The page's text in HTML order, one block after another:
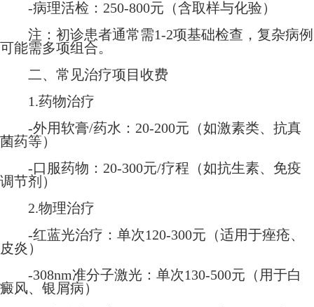
-病理活检：250-800元（含取样与化验）
注：初诊患者通常需1-2项基础检查，复杂病例
可能需多项组合。
二、常见治疗项目收费
1.药物治疗
-外用软膏/药水：20-200元（如激素类、抗真
菌药等）
-口服药物：20-300元/疗程（如抗生素、免疫
调节剂）
2.物理治疗
-红蓝光治疗：单次120-300元（适用于痤疮、
皮炎）
-308nm准分子激光：单次130-500元（用于白
癜风、银屑病）